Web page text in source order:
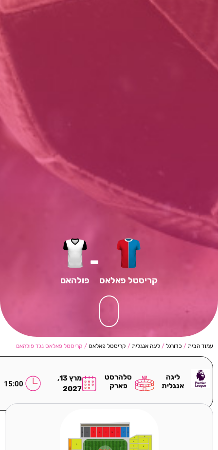
קריסטל פאלאס
-
פולהאם
עמוד הבית / כדורגל / ליגה אנגלית / קריסטל פאלאס / קריסטל פאלאס נגד פולהאם
ליגה
אנגלית
סלהרסט
פארק
מרץ 13,
2027
15:00